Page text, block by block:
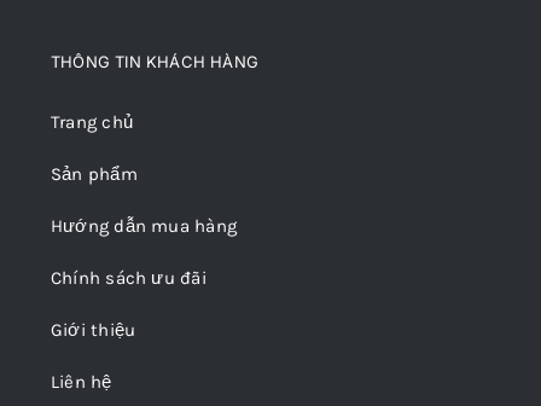
THÔNG TIN KHÁCH HÀNG
Trang chủ
Sản phẩm
Hướng dẫn mua hàng
Chính sách ưu đãi
Giới thiệu
Liên hệ